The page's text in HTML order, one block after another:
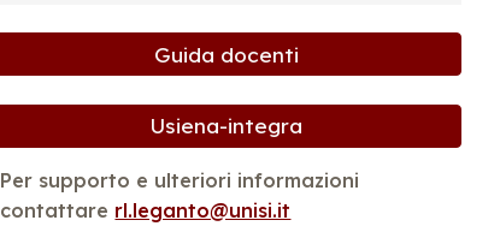
Guida docenti
Usiena-integra
Per supporto e ulteriori informazioni
contattare rl.leganto@unisi.it